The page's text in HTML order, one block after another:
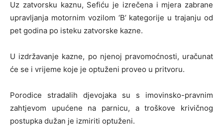
Uz zatvorsku kaznu, Sefiću je izrečena i mjera zabrane
upravljanja motornim vozilom ‘B’ kategorije u trajanju od
pet godina po isteku zatvorske kazne.
U izdržavanje kazne, po njenoj pravomoćnosti, uračunat
će se i vrijeme koje je optuženi proveo u pritvoru.
Porodice stradalih djevojaka su s imovinsko-pravnim
zahtjevom upućene na parnicu, a troškove krivičnog
postupka dužan je izmiriti optuženi.